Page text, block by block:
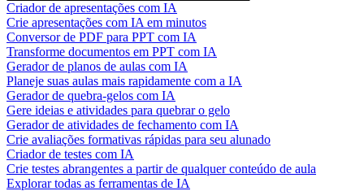
Criador de apresentações com IA
Crie apresentações com IA em minutos
Conversor de PDF para PPT com IA
Transforme documentos em PPT com IA
Gerador de planos de aulas com IA
Planeje suas aulas mais rapidamente com a IA
Gerador de quebra-gelos com IA
Gere ideias e atividades para quebrar o gelo
Gerador de atividades de fechamento com IA
Crie avaliações formativas rápidas para seu alunado
Criador de testes com IA
Crie testes abrangentes a partir de qualquer conteúdo de aula
Explorar todas as ferramentas de IA